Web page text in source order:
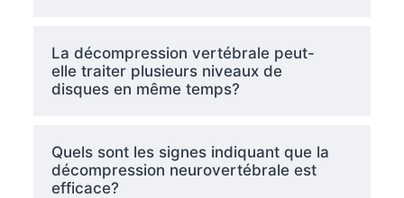
La décompression vertébrale peut-
elle traiter plusieurs niveaux de
disques en même temps?
Quels sont les signes indiquant que la
décompression neurovertébrale est
efficace?